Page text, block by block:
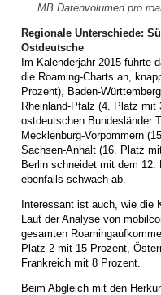
MB Datenvolumen pro
Regionale Unterschiede:
Ostdeutsche
Im Kalenderjahr 2015 führte
die Roaming-Charts an,
Prozent), Baden-
Rheinland-Pfalz (4. Platz
ostdeutschen Bundesländer
Mecklenburg-Vorpommern
Sachsen-Anhalt (16. Platz
Berlin schneidet mit dem
ebenfalls schwach ab.
Interessant ist auch, wie die
Laut der Analyse von
gesamten
Platz 2 mit 15 Prozent,
Frankreich mit 8 Prozent.
Beim Abgleich mit den